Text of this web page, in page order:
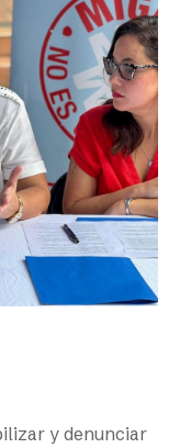
y denunciar